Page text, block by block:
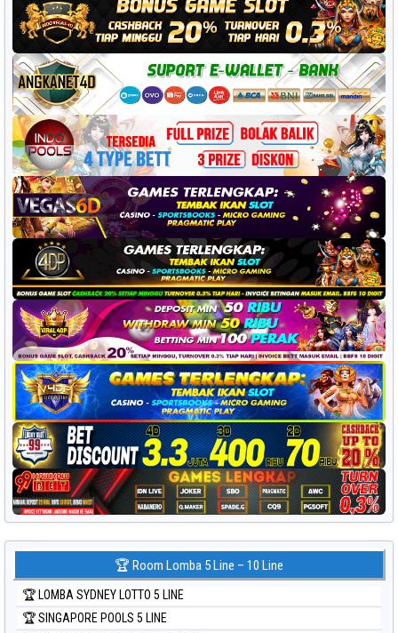
🏆 Room Lomba 5 Line – 10 Line
🏆 LOMBA SYDNEY LOTTO 5 LINE
🏆 SINGAPORE POOLS 5 LINE